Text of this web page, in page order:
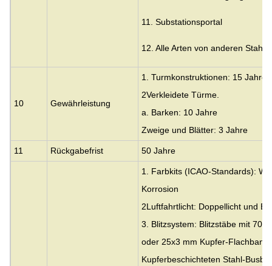
11. Substationsportal
12. Alle Arten von anderen
10 Gewährleistung
1. Turmkonstruktionen: 15 Jahre
2Verkleidete Türme.
a. Barken: 10 Jahre
Zweige und Blätter: 3 Jahre
11 Rückgabefrist 50 Jahre
1. Farbkits (ICAO-Standards):
Korrosion
2Luftfahrtlicht: Doppellicht und
3. Blitzsystem: Blitzstäbe mit 70
oder 25x3 mm Kupfer-Flachband
Kupferbeschichteten Stahl-